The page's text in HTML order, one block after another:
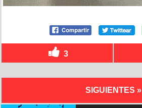
3
SIGUIENTES »